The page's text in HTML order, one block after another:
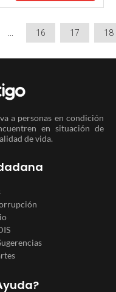
16 17 18
a personas en condición
en situación de
de vida.